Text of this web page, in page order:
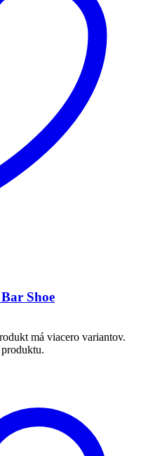
Shoe
má viacero variantov.